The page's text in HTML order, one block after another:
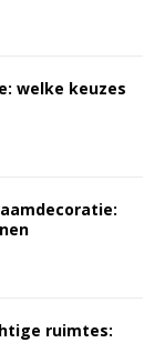
welke keuzes
ruimtes: